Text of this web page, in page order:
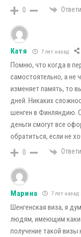
0
Катя 7 лет назад
Помню, что когда в
самостоятельно, а не
изменяет память, то
дней. Никаких
шенген в Финляндию.
деньги смогут все
обратиться, если не
0
Марина 7 лет назад
Шенгенская виза, я
людям, имеющим
получение такой